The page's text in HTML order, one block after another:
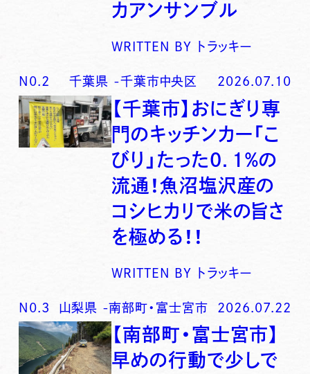
カアンサンブル
WRITTEN BY トラッキー
N0. 2 千葉県 -千葉市中央区 2026.07.10
【千葉市】おにぎり専
門のキッチンカー「こ
びり」たった0．1％の
流通！魚沼塩沢産の
コシヒカリで米の旨さ
を極める！！
WRITTEN BY トラッキー
N0. 3 山梨県 -南部町・富士宮市 2026.07.22
【南部町・富士宮市】
早めの行動で少しで